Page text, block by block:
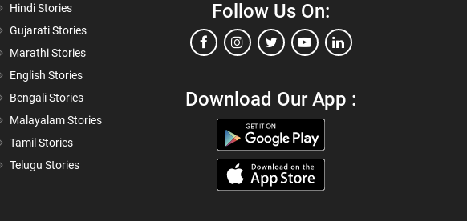
Hindi Stories
Gujarati Stories
Marathi Stories
English Stories
Bengali Stories
Malayalam Stories
Tamil Stories
Telugu Stories
Follow Us On:
Download Our App :